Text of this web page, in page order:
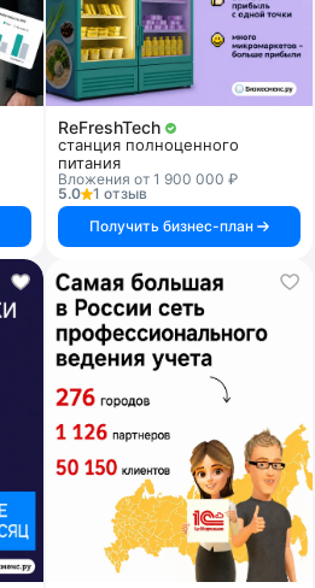
ReFreshTech
станция полноценного
питания
Вложения от 1 900 000 ₽
5.0
1 отзыв
Получить бизнес-план